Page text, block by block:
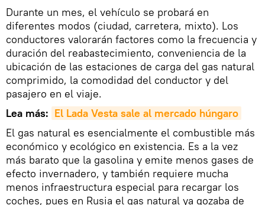
Durante un mes, el vehículo se probará en
diferentes modos (ciudad, carretera, mixto). Los
conductores valorarán factores como la frecuencia y
duración del reabastecimiento, conveniencia de la
ubicación de las estaciones de carga del gas natural
comprimido, la comodidad del conductor y del
pasajero en el viaje.
Lea más: El Lada Vesta sale al mercado húngaro
El gas natural es esencialmente el combustible más
económico y ecológico en existencia. Es a la vez
más barato que la gasolina y emite menos gases de
efecto invernadero, y también requiere mucha
menos infraestructura especial para recargar los
coches, pues en Rusia el gas natural ya gozaba de